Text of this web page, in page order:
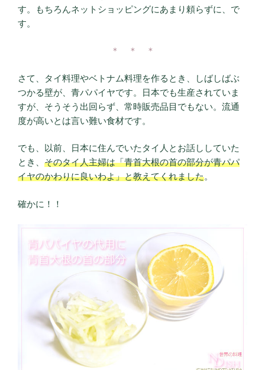
す。もちろんネットショッピングにあまり頼らずに、で
す。
＊ ＊ ＊
さて、タイ料理やベトナム料理を作るとき、しばしばぶ
つかる壁が、青パパイヤです。日本でも生産されていま
すが、そうそう出回らず、常時販売品目でもない。流通
度が高いとは言い難い食材です。
でも、以前、日本に住んでいたタイ人とお話ししていた
とき、 そのタイ人主婦は「青首大根の首の部分が青パパ
イヤのかわりに良いわよ」と教えてくれました。
確かに！！